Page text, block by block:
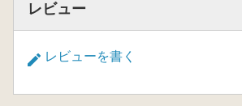
26 清国皇儲冊立一件及開進派ノ
27 韓国ニ関スル日露、日独交
28 清国事変要録
レビュー
レビューを書く